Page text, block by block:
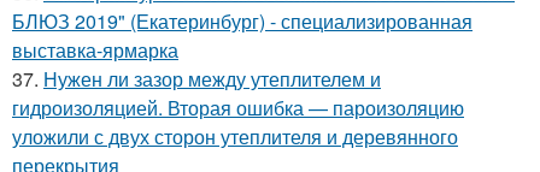
БЛЮЗ 2019" (Екатеринбург) - специализированная
выставка-ярмарка
37. Нужен ли зазор между утеплителем и
гидроизоляцией. Вторая ошибка — пароизоляцию
уложили с двух сторон утеплителя и деревянного
перекрытия